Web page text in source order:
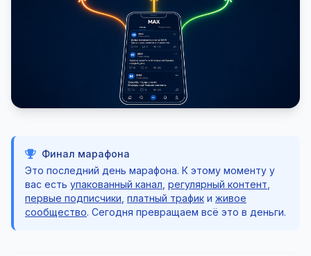
Финал марафона
Это последний день марафона. К этому моменту у
вас есть упакованный канал регулярный контент
первые подписчики платный трафик и живое
сообщество. Сегодня превращаем всё это в деньги.